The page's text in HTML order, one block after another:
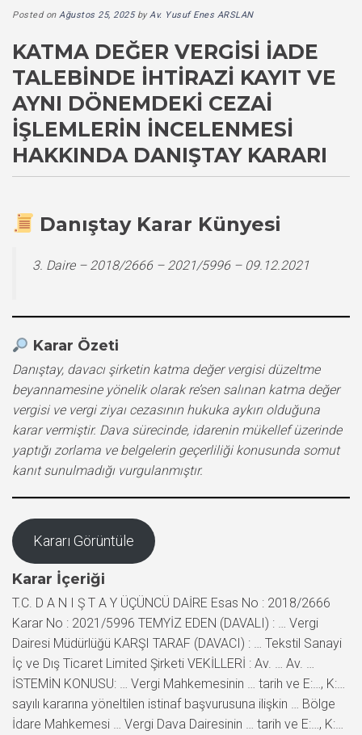
Posted on Ağustos 25, 2025byAv. Yusuf Enes ARSLAN
KATMA DEĞER VERGISI İADE
TALEBINDE İHTIRAZI KAYIT VE
AYNI DÖNEMDEKI CEZAI
İŞLEMLERIN İNCELENMESI
HAKKINDA DANIŞTAY KARARI
Danıştay Karar Künyesi
3. Daire – 2018/2666 – 2021/5996 – 09.12.2021
Karar Özeti
Danıştay, davacı şirketin katma değer vergisi düzeltme
beyannamesine yönelik olarak re’sen salınan katma değer
vergisi ve vergi ziyaı cezasının hukuka aykırı olduğuna
karar vermiştir. Dava sürecinde, idarenin mükellef üzerinde
yaptığı zorlama ve belgelerin geçerliliği konusunda somut
kanıt sunulmadığı vurgulanmıştır.
Kararı Görüntüle
Karar İçeriği
T.C. D A N I Ş T A Y ÜÇÜNCÜ DAİRE Esas No : 2018/2666
Karar No : 2021/5996 TEMYİZ EDEN (DAVALI) : … Vergi
Dairesi Müdürlüğü KARŞI TARAF (DAVACI) : … Tekstil Sanayi
İç ve Dış Ticaret Limited Şirketi VEKİLLERİ : Av. … Av. …
İSTEMİN KONUSU: … Vergi Mahkemesinin … tarih ve E:…, K:…
sayılı kararına yöneltilen istinaf başvurusuna ilişkin … Bölge
İdare Mahkemesi … Vergi Dava Dairesinin … tarih ve E:…, K:…